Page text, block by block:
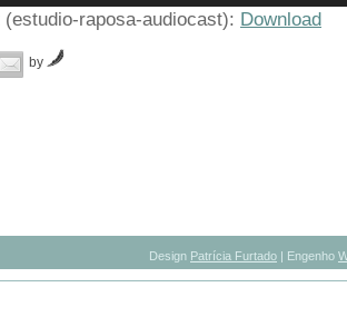
(estudio-raposa-audiocast): Download
by
Design Patrícia Furtado | Engenho